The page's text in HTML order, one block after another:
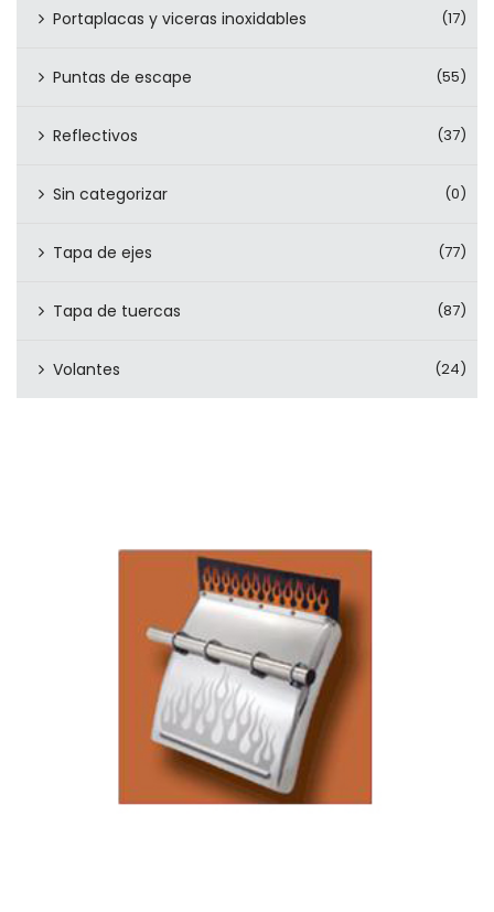
Portaplacas y viceras inoxidables (17)
Puntas de escape (55)
Reflectivos (37)
Sin categorizar (0)
Tapa de ejes (77)
Tapa de tuercas (87)
Volantes (24)